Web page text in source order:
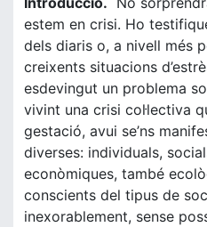
estem en crisi. Ho
dels diaris o, a nivell més
creixents situacions
esdevingut un problema
vivint una crisi col·lectiva
gestació, avui se’ns
diverses: individuals,
econòmiques, també
conscients del tipus de
inexorablement, sense